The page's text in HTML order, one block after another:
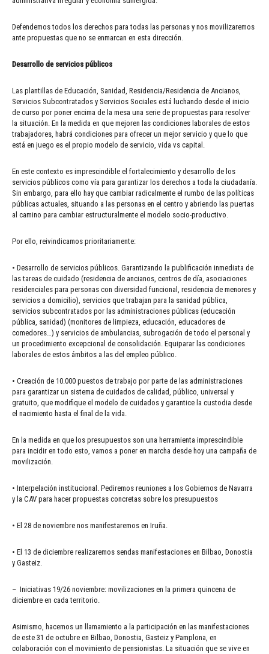
Defendemos todos los derechos para todas las personas y nos movilizaremos
ante propuestas que no se enmarcan en esta dirección.
Desarrollo de servicios públicos
Las plantillas de Educación, Sanidad, Residencia/Residencia de Ancianos,
Servicios Subcontratados y Servicios Sociales está luchando desde el inicio
de curso por poner encima de la mesa una serie de propuestas para resolver
la situación. En la medida en que mejoren las condiciones laborales de estos
trabajadores, habrá condiciones para ofrecer un mejor servicio y que lo que
está en juego es el propio modelo de servicio, vida vs capital.
En este contexto es imprescindible el fortalecimiento y desarrollo de los
servicios públicos como vía para garantizar los derechos a toda la ciudadanía.
Sin embargo, para ello hay que cambiar radicalmente el rumbo de las políticas
públicas actuales, situando a las personas en el centro y abriendo las puertas
al camino para cambiar estructuralmente el modelo socio-productivo.
Por ello, reivindicamos prioritariamente:
• Desarrollo de servicios públicos. Garantizando la publificación inmediata de
las tareas de cuidado (residencia de ancianos, centros de día, asociaciones
residenciales para personas con diversidad funcional, residencia de menores y
servicios a domicilio), servicios que trabajan para la sanidad pública,
servicios subcontratados por las administraciones públicas (educación
pública, sanidad) (monitores de limpieza, educación, educadores de
comedores…) y servicios de ambulancias, subrogación de todo el personal y
un procedimiento excepcional de consolidación. Equiparar las condiciones
laborales de estos ámbitos a las del empleo público.
• Creación de 10.000 puestos de trabajo por parte de las administraciones
para garantizar un sistema de cuidados de calidad, público, universal y
gratuito, que modifique el modelo de cuidados y garantice la custodia desde
el nacimiento hasta el final de la vida.
En la medida en que los presupuestos son una herramienta imprescindible
para incidir en todo esto, vamos a poner en marcha desde hoy una campaña de
movilización.
• Interpelación institucional. Pediremos reuniones a los Gobiernos de Navarra
y la CAV para hacer propuestas concretas sobre los presupuestos
• El 28 de noviembre nos manifestaremos en Iruña.
• El 13 de diciembre realizaremos sendas manifestaciones en Bilbao, Donostia
y Gasteiz.
– Iniciativas 19/26 noviembre: movilizaciones en la primera quincena de
diciembre en cada territorio.
Asimismo, hacemos un llamamiento a la participación en las manifestaciones
de este 31 de octubre en Bilbao, Donostia, Gasteiz y Pamplona, en
colaboración con el movimiento de pensionistas. La situación que se vive en